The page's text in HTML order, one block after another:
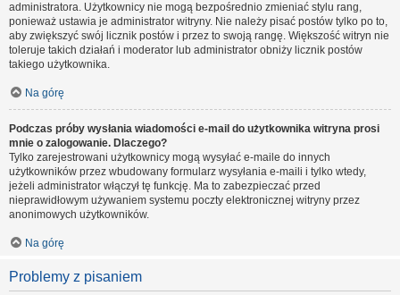
administratora. Użytkownicy nie mogą bezpośrednio zmieniać stylu rang,
ponieważ ustawia je administrator witryny. Nie należy pisać postów tylko po to,
aby zwiększyć swój licznik postów i przez to swoją rangę. Większość witryn nie
toleruje takich działań i moderator lub administrator obniży licznik postów
takiego użytkownika.
Na górę
Podczas próby wysłania wiadomości e-mail do użytkownika witryna prosi
mnie o zalogowanie. Dlaczego?
Tylko zarejestrowani użytkownicy mogą wysyłać e-maile do innych
użytkowników przez wbudowany formularz wysyłania e-maili i tylko wtedy,
jeżeli administrator włączył tę funkcję. Ma to zabezpieczać przed
nieprawidłowym używaniem systemu poczty elektronicznej witryny przez
anonimowych użytkowników.
Na górę
Problemy z pisaniem